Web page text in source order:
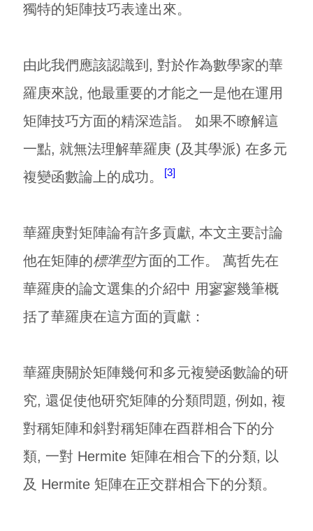
獨特的矩陣技巧表達出來。
由此我們應該認識到, 對於作為數學家的華
羅庚來說, 他最重要的才能之一是他在運用
矩陣技巧方面的精深造詣。 如果不瞭解這
一點, 就無法理解華羅庚 (及其學派) 在多元
複變函數論上的成功。
3
華羅庚對矩陣論有許多貢獻, 本文主要討論
他在矩陣的標準型方面的工作。 萬哲先在
華羅庚的論文選集的介紹中 用寥寥幾筆概
括了華羅庚在這方面的貢獻：
華羅庚關於矩陣幾何和多元複變函數論的研
究, 還促使他研究矩陣的分類問題, 例如, 複
對稱矩陣和斜對稱矩陣在酉群相合下的分
類, 一對 Hermite 矩陣在相合下的分類, 以
及 Hermite 矩陣在正交群相合下的分類。